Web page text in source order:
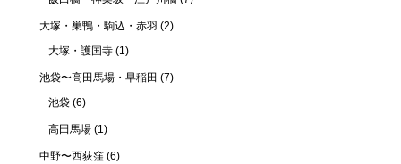
大塚・巣鴨・駒込・赤羽 (2)
大塚・護国寺 (1)
池袋〜高田馬場・早稲田 (7)
池袋 (6)
高田馬場 (1)
中野〜西荻窪 (6)